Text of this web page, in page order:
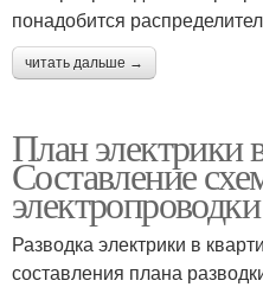
понадобится
читать дальше →
План электрики
Составление
электропроводки
Разводка электрики в
составления плана